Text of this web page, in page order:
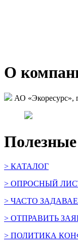
О
АО «Экоресурс»,
> КАТАЛОГ
> ОПРОСНЫЙ
> ЧАСТО
> ОТПРАВИТЬ
> ПОЛИТИКА